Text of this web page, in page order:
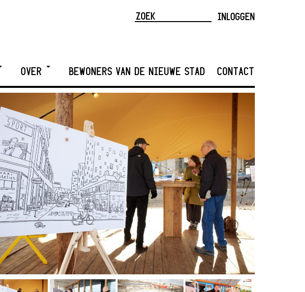
INLOGGEN
OVER BEWONERS VAN DE NIEUWE STAD CONTACT